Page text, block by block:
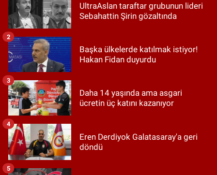
UltraAslan taraftar grubunun lideri
Sebahattin Şirin gözaltında
Başka ülkelerde katılmak istiyor!
Hakan Fidan duyurdu
2
Daha 14 yaşında ama asgari
ücretin üç katını kazanıyor
3
Eren Derdiyok Galatasaray'a geri
döndü
4
5